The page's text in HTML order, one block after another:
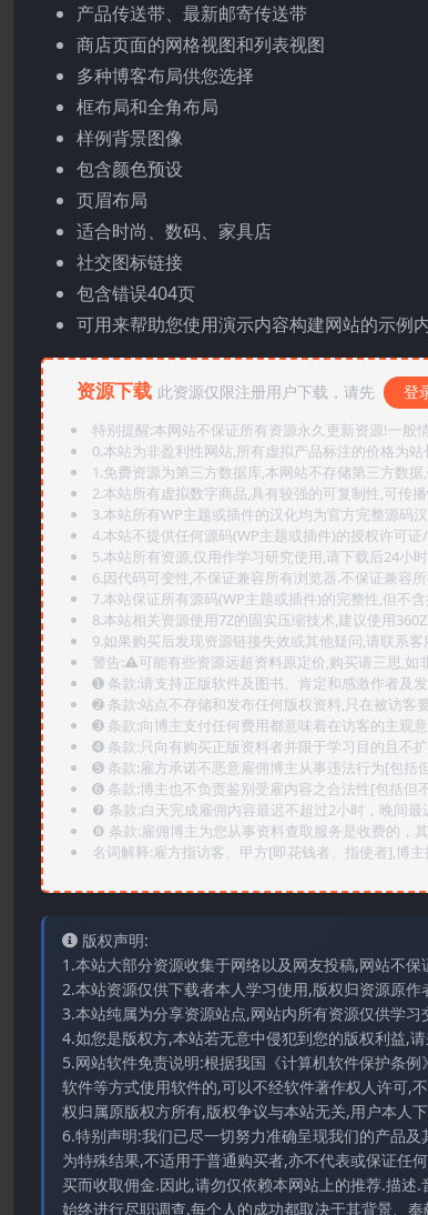
产品传送带、最新邮寄传送带
商店页面的网格视图和列表视图
多种博客布局供您选择
框布局和全角布局
样例背景图像
包含颜色预设
页眉布局
适合时尚、数码、家具店
社交图标链接
包含错误404页
可用来帮助您使用演示内容构建网站的示例
资源下载 此资源仅限注册用户下载，请先 登
特别提醒:本网站不保证所有资源永久更新资源!一般
0.本站为非盈利性网站,所有虚拟产品标注的价格为
1.免费资源为第三方数据库,本网站不存储第三方数
2.本站所有虚拟数字商品,具有较强的可复制性,可传
3.本站所有WP主题或插件的汉化均为官方完整源码
4.本站不提供任何源码(WP主题或插件)的授权许可
5.本站所有资源,仅用作学习研究使用,请下载后24小
6.因代码可变性,不保证兼容所有浏览器.不保证兼容
7.本站保证所有源码(WP主题或插件)的完整性,但不
8.本站相关资源使用7Z的固实压缩技术,建议使用
9.如果购买后发现资源链接失效或其他疑问,请联系
警告:⚠️可能有些资源远超资料原定价,购买请三思,如
➊️ 条款:请支持正版软件及图书。肯定和感激作者及
➋️ 条款:站点不存储和发布任何版权资料,只在被访客
➌️ 条款:向博主支付任何费用都意味着在访客的主观
➍️ 条款:只向有购买正版资料者并限于学习目的且不
➎ 条款:雇方承诺不恶意雇佣博主从事违法行为[包括
➏️ 条款:博主也不负责鉴别受雇内容之合法性[包括但
❼ 条款:白天完成雇佣内容最迟不超过2小时，晚间
❽ 条款:雇佣博主为您从事资料查取服务是收费的，
名词解释:雇方指访客、甲方[即花钱者、指使者],博
版权声明:
1.本站大部分资源收集于网络以及网友投稿,网站不保
2.本站资源仅供下载者本人学习使用,版权归资源原
3.本站纯属为分享资源站点,网站内所有资源仅供学
4.如您是版权方,本站若无意中侵犯到您的版权利益,
5.网站软件免责说明:根据我国《计算机软件保护条
软件等方式使用软件的,可以不经软件著作权人许可,
权归属原版权方所有,版权争议与本站无关,用户本人
6.特别声明:我们已尽一切努力准确呈现我们的产品
为特殊结果,不适用于普通购买者,亦不代表或保证任
买而收取佣金.因此,请勿仅依赖本网站上的推荐.描
始终进行尽职调查.每个人的成功都取决于其背景、